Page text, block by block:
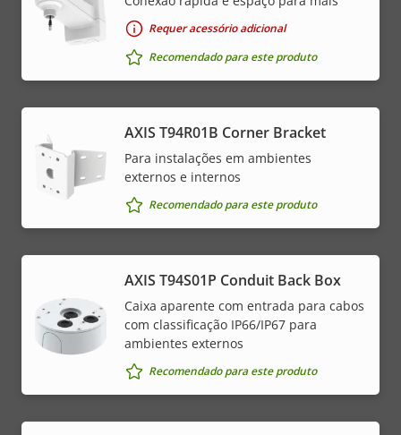
Requer acessório adicional
Recomendado para este produto
AXIS T94R01B Corner Bracket
Para instalações em ambientes
externos e internos
Recomendado para este produto
AXIS T94S01P Conduit Back Box
Caixa aparente com entrada para cabos
com classificação IP66/IP67 para
ambientes externos
Recomendado para este produto